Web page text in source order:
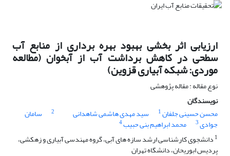
ارزیابی اثر بخشی بهبود بهره برداری از منابع آب
سطحی در کاهش برداشت آب از آبخوان (مطالعه
موردی: شبکه آبیاری قزوین)
نوع مقاله : مقاله پژوهشی
نویسندگان
محسن حسینی جلفان1 سید مهدی هاشمی شاهدانی 2 سامان
جوادی3 محمد ابراهیم بنی حبیب4
1 دانشجوی کارشناسی ارشد سازه های آبی، گروه مهندسی آبیاری و زهکشی،
پردیس ابوریحان، دانشگاه تهران